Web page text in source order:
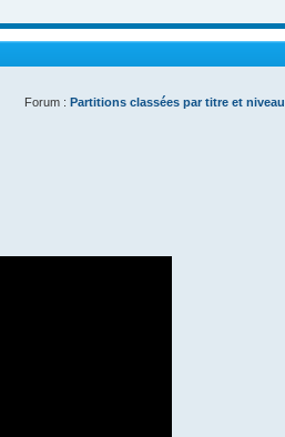
Forum : Partitions classées par titre et niveau